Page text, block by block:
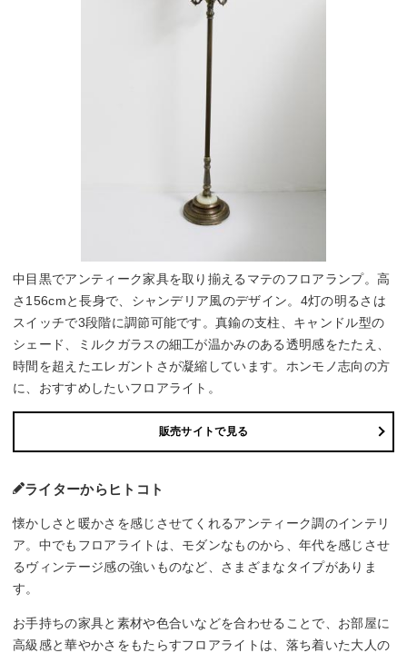
中目黒でアンティーク家具を取り揃えるマテのフロアランプ。高
さ156cmと長身で、シャンデリア風のデザイン。4灯の明るさは
スイッチで3段階に調節可能です。真鍮の支柱、キャンドル型の
シェード、ミルクガラスの細工が温かみのある透明感をたたえ、
時間を超えたエレガントさが凝縮しています。ホンモノ志向の方
に、おすすめしたいフロアライト。
販売サイトで見る
ライターからヒトコト
懐かしさと暖かさを感じさせてくれるアンティーク調のインテリ
ア。中でもフロアライトは、モダンなものから、年代を感じさせ
るヴィンテージ感の強いものなど、さまざまなタイプがありま
す。
お手持ちの家具と素材や色合いなどを合わせることで、お部屋に
高級感と華やかさをもたらすフロアライトは、落ち着いた大人の